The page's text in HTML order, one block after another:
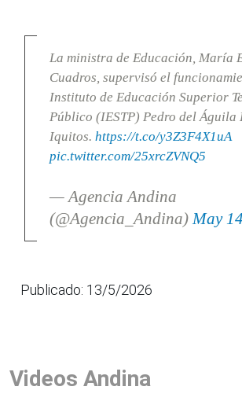
La ministra de Educación, María
Cuadros, supervisó el
Instituto de Educación Superior
Público (IESTP) Pedro del Águila
Iquitos. https://t.co/y3Z3F4X1uA
pic.twitter.com/25xrcZVNQ5
— Agencia Andina
(@Agencia_Andina) May
Publicado: 13/5/2026
Videos Andina